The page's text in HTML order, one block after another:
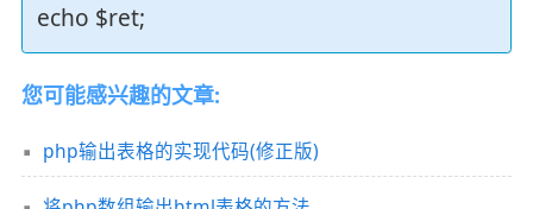
echo $ret;
您可能感兴趣的文章:
php输出表格的实现代码(修正版)